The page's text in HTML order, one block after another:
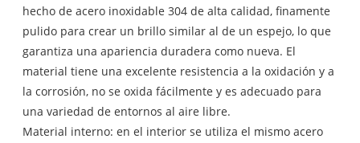
hecho de acero inoxidable 304 de alta calidad, finamente
pulido para crear un brillo similar al de un espejo, lo que
garantiza una apariencia duradera como nueva. El
material tiene una excelente resistencia a la oxidación y a
la corrosión, no se oxida fácilmente y es adecuado para
una variedad de entornos al aire libre.
Material interno: en el interior se utiliza el mismo acero